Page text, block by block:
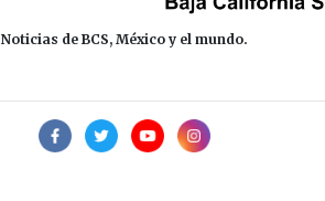
Noticias de BCS, México y el mundo.